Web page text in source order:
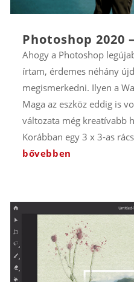
Photoshop 2020
Ahogy a Photoshop
írtam, érdemes néhány
megismerkedni. Ilyen a
Maga az eszköz eddig is
változata még kreatívabb
Korábban egy 3 x 3-as
bővebben